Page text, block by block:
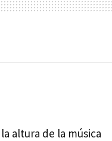
altura de la música